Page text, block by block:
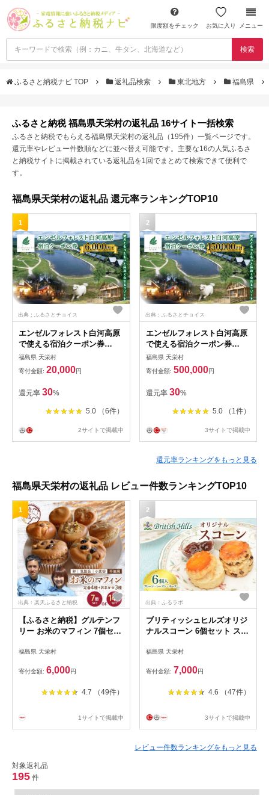
限度額をチェック お気に入り メニュー
検索
ふるさと納税ナビ TOP 返礼品検索 東北地方 福島県
ふるさと納税 福島県天栄村の返礼品 16サイト一括検索
ふるさと納税でもらえる福島県天栄村の返礼品（195件）一覧ページです。
還元率やレビュー件数順などに並べ替え可能です。主要な16の人気ふるさ
と納税サイトに掲載されている返礼品を1回でまとめて検索できて便利で
す。
福島県天栄村の返礼品 還元率ランキングTOP10
1
出典：ふるさとチョイス
エンゼルフォレスト白河高原
で使える宿泊クーポン券
（6,000円相当） F21T-095
福島県 天栄村
寄付金額: 20,000円
還元率 30%
5.0 （6件）
2サイトで掲載中
2
出典：ふるさとチョイス
エンゼルフォレスト白河高原
で使える宿泊クーポン券
（150000円相当） F21T-102
福島県 天栄村
寄付金額: 500,000円
還元率 30%
5.0 （1件）
3サイトで掲載中
還元率ランキングをもっと見る
福島県天栄村の返礼品 レビュー件数ランキングTOP10
1
出典：楽天ふるさと納税
【ふるさと納税】グルテンフ
リー お米のマフィン 7個セッ
オフ ヘルシー 米粉 お菓子 洋
福島県 天栄村
寄付金額: 6,000円
4.7 （49件）
1サイトで掲載中
2
出典：ふるラボ
ブリティッシュヒルズオリジ
ナルスコーン 6個セット スコ
子 おやつ お菓子 洋菓子 菓子
福島県 天栄村
寄付金額: 7,000円
4.6 （47件）
3サイトで掲載中
レビュー件数ランキングをもっと見る
対象返礼品
195 件